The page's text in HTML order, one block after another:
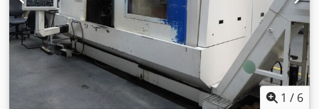
zamijenjeni: - Promjena ulja - Nove crijevo za centralno
podmazivanje - Novi brisači - Zamjena raznih potrošnih
dijelova - Potpuno prebojanje mašine i tehnička provjera
funkcioniranja Dostupno otprilike krajem rujna 2026.
Cijena je neto, uz uvjet utovara u skladištu. Uz nadoplatu,
moguće je dogovoriti dostavu vlastitim kamionom tvrtke.
190 mm Radni napon: 400 V Težina stroja cca 5,0 t
Dimenzije cca 3,55 x 2,20 x 1,95 m - Br. tvornice: 2022-
3742-03 - Upravljanje: SIEMENS Sinumerik 810 D - Brzi hod
- Sustav za hlađenje - Radna svjetiljka
1 / 6